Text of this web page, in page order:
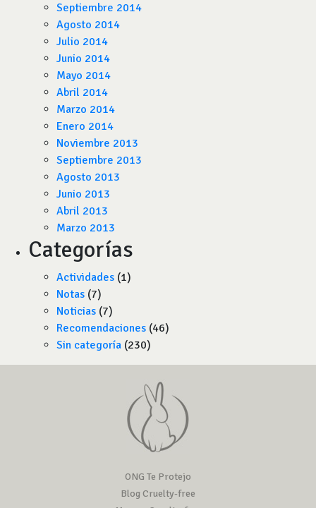
Septiembre 2014
Agosto 2014
Julio 2014
Junio 2014
Mayo 2014
Abril 2014
Marzo 2014
Enero 2014
Noviembre 2013
Septiembre 2013
Agosto 2013
Junio 2013
Abril 2013
Marzo 2013
Categorías
Actividades (1)
Notas (7)
Noticias (7)
Recomendaciones (46)
Sin categoría (230)
ONG Te Protejo
Blog Cruelty-free